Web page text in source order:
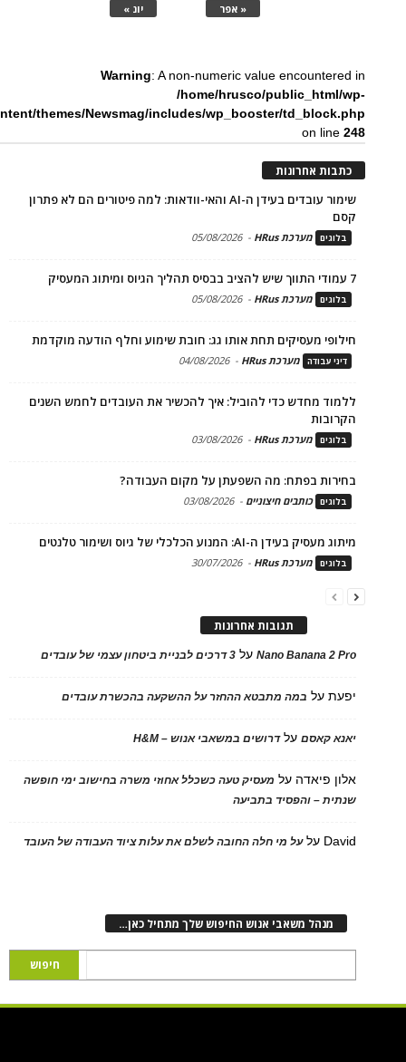
« אפר יונ »
Warning: A non-numeric value encountered in
/home/hrusco/public_html/wp-
themes/Newsmag/includes/wp_booster/td_block.php
on line248
כתבות אחרונות
שימור עובדים בעידן ה-AI והאי-וודאות: למה פיטורים הם לא פתרון
קסם
בלוגים מערכת HRus -
05/08/2026
7 עמודי התווך שיש להציב בבסיס תהליך הגיוס ומיתוג המעסיק
בלוגים מערכת HRus -
05/08/2026
חילופי מעסיקים תחת אותו גג: חובת שימוע וחלף הודעה מוקדמת
דיני עבודה מערכת HRus -
04/08/2026
ללמוד מחדש כדי להוביל: איך להכשיר את העובדים לחמש השנים
הקרובות
בלוגים מערכת HRus -
03/08/2026
בחירות בפתח: מה השפעתן על מקום העבודה?
בלוגים כותבים חיצוניים -
03/08/2026
מיתוג מעסיק בעידן ה-AI: המנוע הכלכלי של גיוס ושימור טלנטים
בלוגים מערכת HRus -
30/07/2026
תגובות אחרונות
Nano Banana 2 Proעל 3 דרכים לבניית ביטחון עצמי של עובדים
יפעתעל במה מתבטא ההחזר על ההשקעה בהכשרת עובדים
יאנא קאסםעלדרושים במשאבי אנוש – H&M
אלון פיאדה על מעסיק טעה כשכלל אחוזי משרה בחישוב ימי חופשה
שנתית – והפסיד בתביעה
David עלעל מי חלה החובה לשלם את עלות ציוד העבודה של העובד
מנהל משאבי אנוש החיפוש שלך מתחיל כאן…